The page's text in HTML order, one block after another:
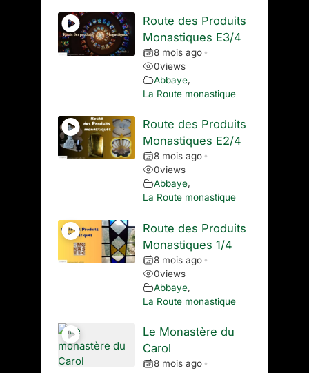
Route des Produits
Monastiques E3/4
8 mois ago •
0views
Abbaye,
La Route monastique
Route des Produits
Monastiques E2/4
8 mois ago •
0views
Abbaye,
La Route monastique
Route des Produits
Monastiques 1/4
8 mois ago •
0views
Abbaye,
La Route monastique
Le Monastère du
Carol
8 mois ago •